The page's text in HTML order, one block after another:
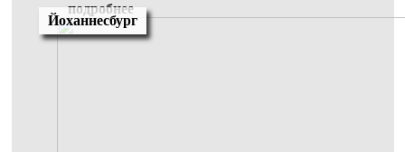
подробнее
Йоханнесбург